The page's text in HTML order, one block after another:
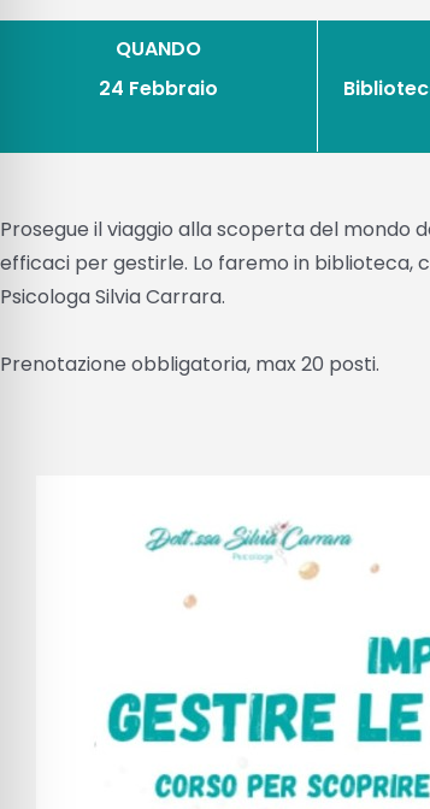
QUANDO
24 Febbraio
Prosegue il viaggio alla scoperta del mondo
efficaci per gestirle. Lo faremo in biblioteca,
Psicologa Silvia Carrara.
Prenotazione obbligatoria, max 20 posti.